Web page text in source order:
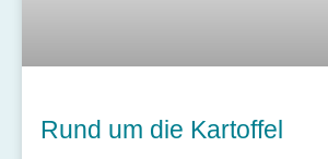
Rund um die Kartoffel